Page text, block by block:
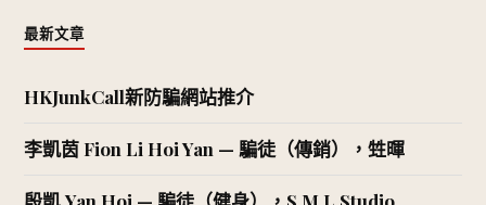
最新文章
HKJunkCall新防騙網站推介
李凱茵 Fion Li Hoi Yan — 騙徒（傳銷），甡暉